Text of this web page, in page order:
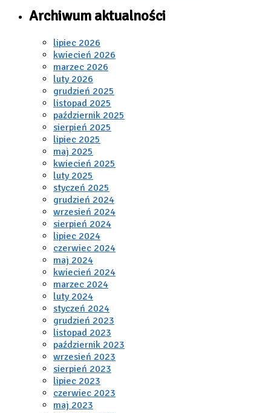
Archiwum aktualności
lipiec 2026
kwiecień 2026
marzec 2026
luty 2026
grudzień 2025
listopad 2025
październik 2025
sierpień 2025
lipiec 2025
maj 2025
kwiecień 2025
luty 2025
styczeń 2025
grudzień 2024
wrzesień 2024
sierpień 2024
lipiec 2024
czerwiec 2024
maj 2024
kwiecień 2024
marzec 2024
luty 2024
styczeń 2024
grudzień 2023
listopad 2023
październik 2023
wrzesień 2023
sierpień 2023
lipiec 2023
czerwiec 2023
maj 2023